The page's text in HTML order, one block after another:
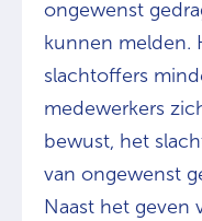
ongewenst
kunnen melden.
slachtoffers
medewerkers
bewust, het
van ongewenst
Naast het geven